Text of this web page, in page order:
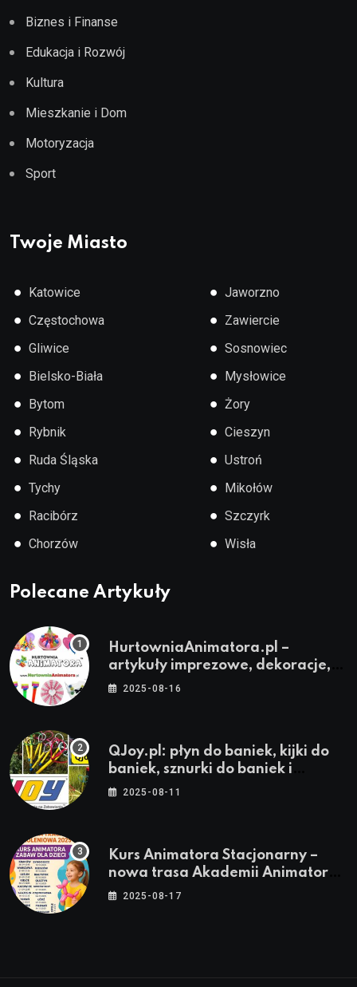
Biznes i Finanse
Edukacja i Rozwój
Kultura
Mieszkanie i Dom
Motoryzacja
Sport
Twoje Miasto
● Katowice
● Częstochowa
● Gliwice
● Bielsko-Biała
● Bytom
● Rybnik
● Ruda Śląska
● Tychy
● Racibórz
● Chorzów
● Jaworzno
● Zawiercie
● Sosnowiec
● Mysłowice
● Żory
● Cieszyn
● Ustroń
● Mikołów
● Szczyrk
● Wisła
Polecane Artykuły
HurtowniaAnimatora.pl –
artykuły imprezowe, dekoracje,
stroje i akcesoria dla animatorów
2025-08-16
QJoy.pl: płyn do baniek, kijki do
baniek, sznurki do baniek i
zestawy do baniek
2025-08-11
Kurs Animatora Stacjonarny –
nowa trasa Akademii Animatora
– jesień 2025
2025-08-17